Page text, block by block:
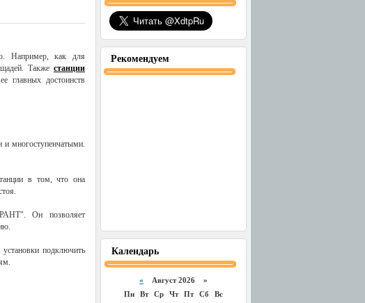
Например, как для
Также станции
главных достоинств
многоступенчатыми.
в том, что она
Он позволяет
подключить
Рекомендуем
Календарь
« Август 2026 »
Пн
Вт Ср Чт Пт Сб
Вс